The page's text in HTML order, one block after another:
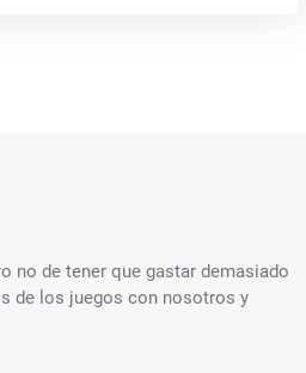
no de tener que gastar demasiado
de los juegos con nosotros y